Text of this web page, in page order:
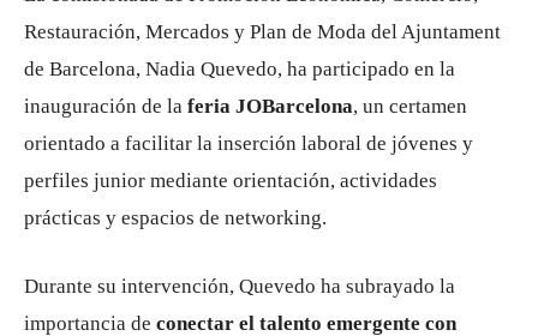
Restauración, Mercados y Plan de Moda del Ajuntament
de Barcelona, Nadia Quevedo, ha participado en la
inauguración de la feria JOBarcelona, un certamen
orientado a facilitar la inserción laboral de jóvenes y
perfiles junior mediante orientación, actividades
prácticas y espacios de networking.
Durante su intervención, Quevedo ha subrayado la
importancia de conectar el talento emergente con